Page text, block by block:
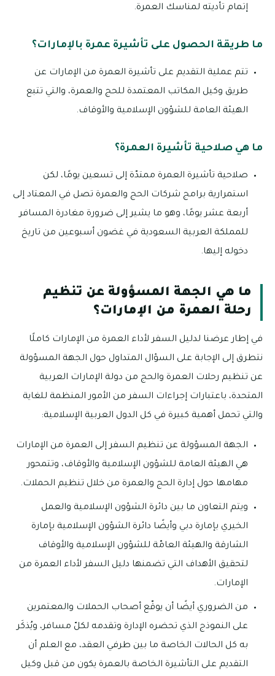
إتمام تأديته لمناسك العمرة.
ما طريقة الحصول على تأشيرة عمرة بالإمارات؟
تتم عملية التقديم على تأشيرة العمرة من الإمارات عن
طريق وكيل المكاتب المعتمدة للحج والعمرة، والتي تتبع
الهيئة العامة للشؤون الإسلامية والأوقاف.
ما هي صلاحية تأشيرة العمرة؟
صلاحية تأشيرة العمرة ممتدّة إلى تسعين يومًا، لكن
استمرارية برامج شركات الحج والعمرة تصل في المعتاد إلى
أربعة عشر يومًا، وهو ما يشير إلى ضرورة مغادرة المسافر
للمملكة العربية السعودية في غضون أسبوعين من تاريخ
دخوله إليها.
ما هي الجهة المسؤولة عن تنظيم
رحلة العمرة من الإمارات؟
في إطار عرضنا لدليل السفر لأداء العمرة من الإمارات كاملًا
نتطرق إلى الإجابة على السؤال المتداول حول الجهة المسؤولة
عن تنظيم رحلات العمرة والحج من دولة الإمارات العربية
المتحدة، باعتبارات إجراءات السفر من الأمور المنظمة للغاية
والتي تحمل أهمية كبيرة في كل الدول العربية الإسلامية:
الجهة المسؤولة عن تنظيم السفر إلى العمرة من الإمارات
هي الهيئة العامة للشؤون الإسلامية والأوقاف، وتتمحور
مهامها حول إدارة الحج والعمرة من خلال تنظيم الحملات.
ويتم التعاون ما بين دائرة الشؤون الإسلامية والعمل
الخيري بإمارة دبي وأيضًا دائرة الشؤون الإسلامية بإمارة
الشارقة والهيئة العامّة للشؤون الإسلامية والأوقاف
لتحقيق الأهداف التي تضمنها دليل السفر لأداء العمرة من
الإمارات.
من الضروري أيضًا أن يوقّع أصحاب الحملات والمعتمرين
على النموذج الذي تحضره الإدارة وتقدمه لكلّ مسافر، ويُذكَر
به كل الحالات الخاصة ما بين طرفي العقد، مع العلم أن
التقديم على التأشيرة الخاصة بالعمرة يكون من قبل وكيل